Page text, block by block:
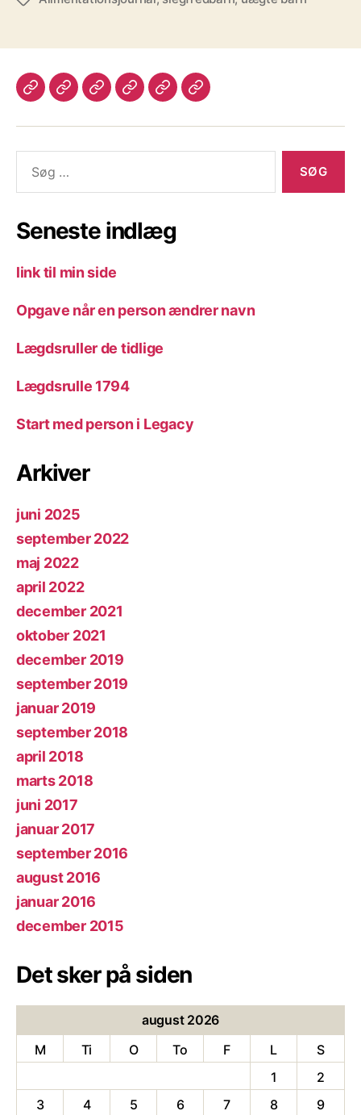
Velkommen
Lægdsruller
Programmer
LoginKontaktLegacy
efter:
Seneste indlæg
link til min side
Opgave når en person ændrer navn
Lægdsruller de tidlige
Lægdsrulle 1794
Start med person i Legacy
Arkiver
juni 2025
september 2022
maj 2022
april 2022
december 2021
oktober 2021
december 2019
september 2019
januar 2019
september 2018
april 2018
marts 2018
juni 2017
januar 2017
september 2016
august 2016
januar 2016
december 2015
Det sker på siden
august 2026
M
Ti O To F L
S
1
2
3
4 5 6 7 8 9